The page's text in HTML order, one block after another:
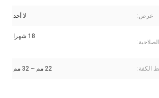
عرض: لا أحد
18 شهرا
الكفة: 22 مم ~ 32 مم